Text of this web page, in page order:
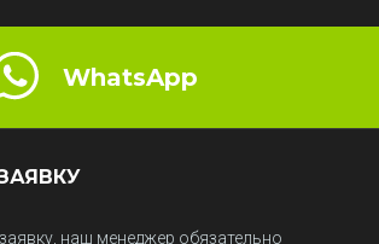
WhatsApp
наш менеджер обязательно